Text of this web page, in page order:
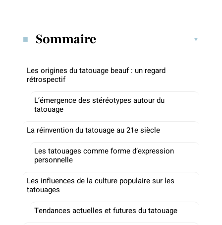
Sommaire
Les origines du tatouage beauf : un regard
rétrospectif
L’émergence des stéréotypes autour du
tatouage
La réinvention du tatouage au 21e siècle
Les tatouages comme forme d’expression
personnelle
Les influences de la culture populaire sur les
tatouages
Tendances actuelles et futures du tatouage